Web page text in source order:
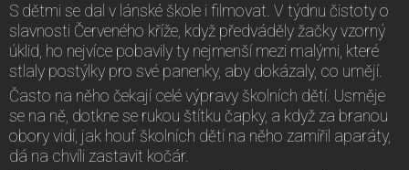
S dětmi se dal v lánské škole i filmovat. V týdnu čistoty o
slavnosti Červeného kříže, když předváděly žačky vzorný
úklid, ho nejvíce pobavily ty nejmenší mezi malými, které
stlaly postýlky pro své panenky, aby dokázaly, co umějí.
Často na něho čekají celé výpravy školních dětí. Usměje
se na ně, dotkne se rukou štítku čapky, a když za branou
obory vidí, jak houf školních dětí na něho zamířil aparáty,
dá na chvíli zastavit kočár.